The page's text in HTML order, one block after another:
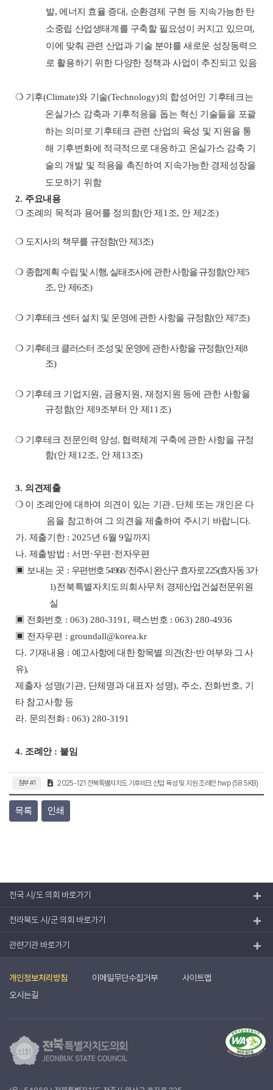
발, 에너지 효율 증대, 순환경제 구현 등 지속가능한 탄
소중립 산업생태계를 구축할 필요성이 커지고 있으며,
이에 맞춰 관련 산업과 기술 분야를 새로운 성장동력으
로 활용하기 위한 다양한 정책과 사업이 추진되고 있음
❍ 기후(Climate)와 기술(Technology)의 합성어인 기후테크는
온실가스 감축과 기후적응을 돕는 혁신 기술들을 포괄
하는 의미로 기후테크 관련 산업의 육성 및 지원을 통
해 기후변화에 적극적으로 대응하고 온실가스 감축 기
술의 개발 및 적용을 촉진하여 지속가능한 경제성장을
도모하기 위함
2. 주요내용
❍ 조례의 목적과 용어를 정의함(안 제 1 조, 안 제 2조)
❍ 도지사의 책무를 규정함(안 제 3조)
❍ 종합계획 수립 및 시행, 실태조사에 관한 사항을 규정함(안 제 5
조, 안 제 6조)
❍ 기후테크 센터 설치 및 운영에 관한 사항을 규정함(안 제 7조)
❍ 기후테크 클러스터 조성 및 운영에 관한 사항을 규정함(안 제8
조)
❍ 기후테크 기업지원 , 금융지원 , 재정지원 등에 관한 사항을
규정함(안 제 9조부터 안 제 11 조)
❍ 기후테크 전문인력 양성, 협력체계 구축에 관한 사항을 규정
함(안 제 12조, 안 제 13조)
3. 의견제출
❍ 이 조례안에 대하여 의견이 있는 기관․ 단체 또는 개인은 다
음을 참고하여 그 의견을 제출하여 주시기 바랍니다.
가. 제출기한 : 2025년 6월9일까지
나. 제출방법 :서면 ·우편 ·전자우편
▣ 보내는 곳 : 우편번호 54968/전주시 완산구 효자로225(효자동3가
1)전북특별자치도의회사무처 경제산업건설전문위원
실
▣ 전화번호 : 063) 280-3191, 팩스번호 : 063) 280-4936
▣ 전자우편 : groundall@korea.kr
다. 기재내용 : 예고사항에 대한 항목별 의견(찬·반 여부와 그 사
유),
제출자 성명(기관, 단체명과 대표자 성명), 주소, 전화번호, 기
타 참고사항 등
라. 문의전화 : 063) 280-3191
4. 조례안 : 붙임
첨부 #1 2025-121 전북특별자치도 기후테크 산업 육성 및 지원 조례안.hwp (58.5KB)
목록 인쇄
전국 시/도 의회 바로가기
전라북도 시/군 의회 바로가기
관련기관 바로가기
개인정보처리방침 이메일무단수집거부
사이트맵
오시는길